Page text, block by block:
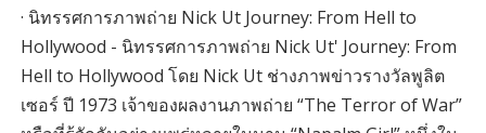
· นิทรรศการภาพถ่าย Nick Ut Journey: From Hell to
Hollywood - นิทรรศการภาพถ่าย Nick Ut' Journey: From
Hell to Hollywood โดย Nick Ut ช่างภาพข่าวรางวัลพูลิต
เซอร์ ปี 1973 เจ้าของผลงานภาพถ่าย “The Terror of War”